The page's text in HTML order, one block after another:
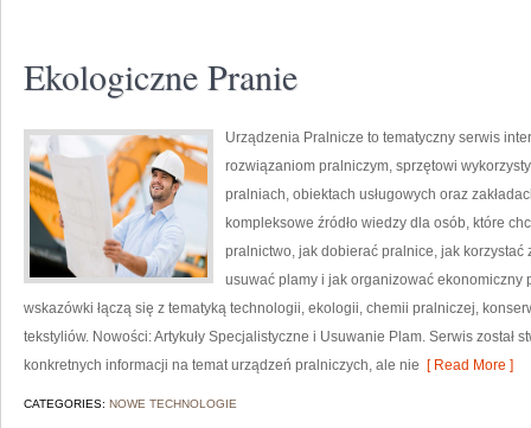
Ekologiczne Pranie
Urządzenia Pralnicze to tematyczny serwis
rozwiązaniom pralniczym, sprzętowi
pralniach, obiektach usługowych oraz
kompleksowe źródło wiedzy dla osób, które
pralnictwo, jak dobierać pralnice, jak
usuwać plamy i jak organizować ekonomiczny
wskazówki łączą się z tematyką technologii, ekologii, chemii pralniczej,
tekstyliów. Nowości: Artykuły Specjalistyczne i Usuwanie Plam. Serwis został
konkretnych informacji na temat urządzeń pralniczych, ale nie [ Read More ]
CATEGORIES: NOWE TECHNOLOGIE